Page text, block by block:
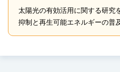
太陽光の有効活用に関する研究
抑制と再生可能エネルギーの普